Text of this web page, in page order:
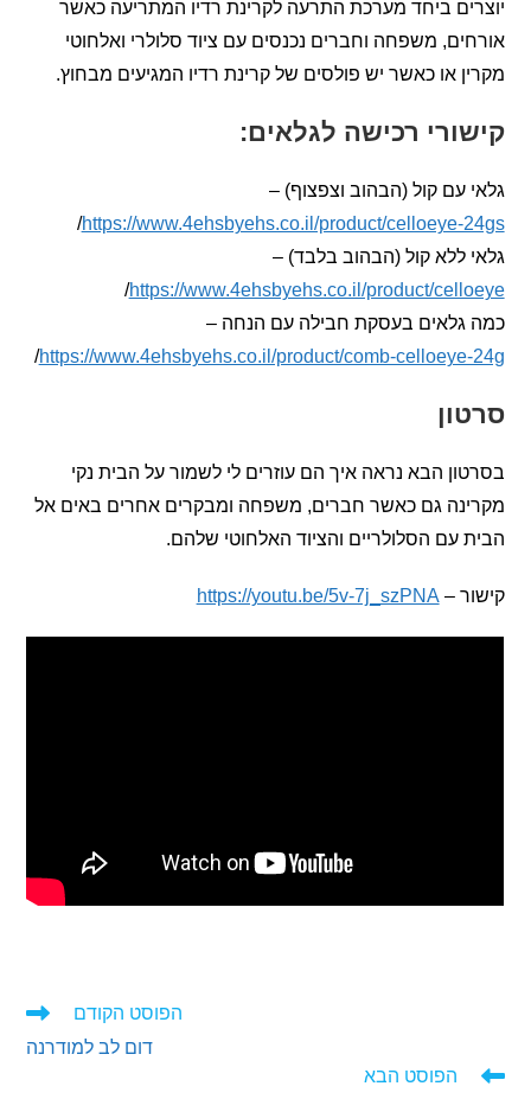
ביחד מערכת התרעה לקרינת רדיו המתריעה כאשר
משפחה וחברים נכנסים עם ציוד סלולרי ואלחוטי
או כאשר יש פולסים של קרינת רדיו המגיעים מבחוץ.
רכישה לגלאים:
עם קול (הבהוב וצפצוף) –
https://www.4ehsbyehs.co.il/product/
/
ללא קול (הבהוב בלבד) –
https://www.4ehsbyehs.co.il/product/
/
בעסקת חבילה עם הנחה –
https://www.4ehsbyehs.co.il/product/comb-
/
הבא נראה איך הם עוזרים לי לשמור על הבית נקי
גם כאשר חברים, משפחה ומבקרים אחרים באים אל
עם הסלולריים והציוד האלחוטי שלהם.
–
https://youtu.be/5v-7j_szPNA
הפוסט הקודם
דום לב למודרנה
הפוסט הבא